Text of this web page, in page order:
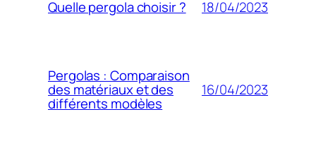
Quelle pergola choisir ? 18/04/2023
Pergolas : Comparaison
des matériaux et des
différents modèles
16/04/2023